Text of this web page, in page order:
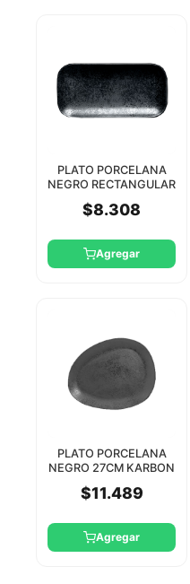
PLATO PORCELANA
NEGRO RECTANGULAR
$8.308
Agregar
PLATO PORCELANA
NEGRO 27CM KARBON
$11.489
Agregar